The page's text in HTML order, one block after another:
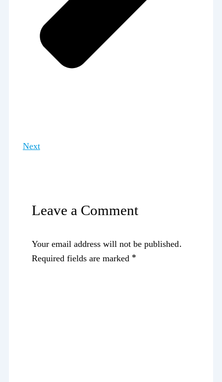
Next
Leave a Comment
Your email address will not be published.
Required fields are marked *